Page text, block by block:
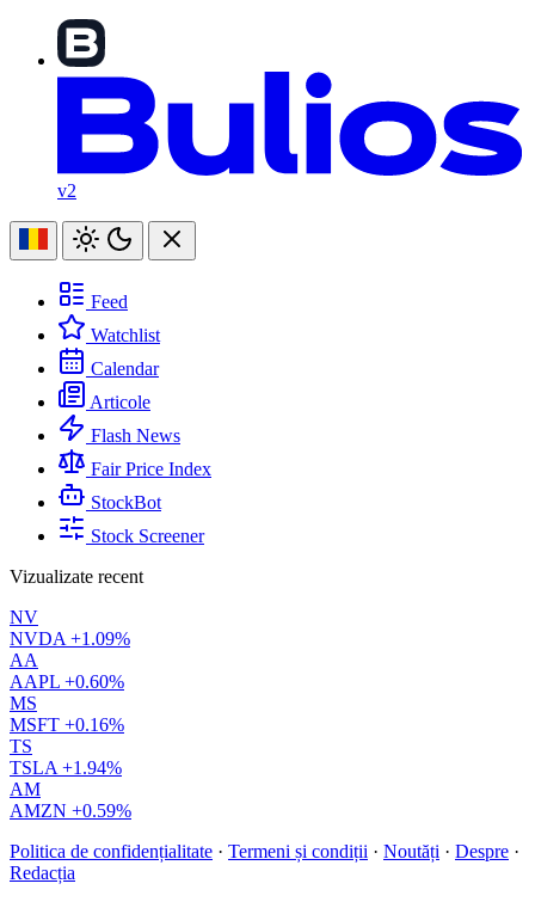
v2
Feed
Watchlist
Calendar
Articole
Flash News
Fair Price Index
StockBot
Stock Screener
Vizualizate recent
NV
NVDA +1.09%
AA
AAPL +0.60%
MS
MSFT +0.16%
TS
TSLA +1.94%
AM
AMZN +0.59%
Politica de confidențialitate · Termeni și condiții · Noutăți · Despre ·
Redacția